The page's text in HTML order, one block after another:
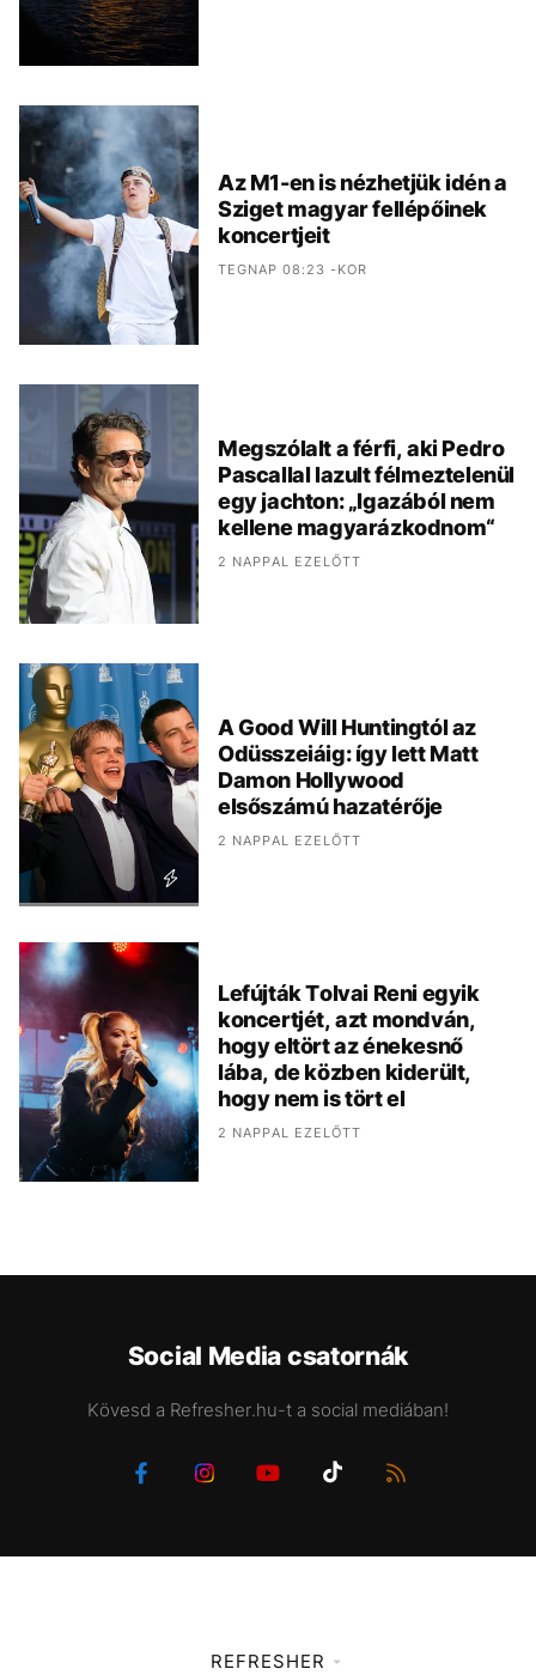
Az M1-en is nézhetjük idén a
Sziget magyar fellépőinek
koncertjeit
TEGNAP 08:23 -KOR
Megszólalt a férfi, aki Pedro
Pascallal lazult félmeztelenül
egy jachton: „Igazából nem
kellene magyarázkodnom“
2 NAPPAL EZELŐTT
A Good Will Huntingtól az
Odüsszeiáig: így lett Matt
Damon Hollywood
elsőszámú hazatérője
2 NAPPAL EZELŐTT
Lefújták Tolvai Reni egyik
koncertjét, azt mondván,
hogy eltört az énekesnő
lába, de közben kiderült,
hogy nem is tört el
2 NAPPAL EZELŐTT
Social Media csatornák
Kövesd a Refresher.hu-t a social mediában!
REFRESHER